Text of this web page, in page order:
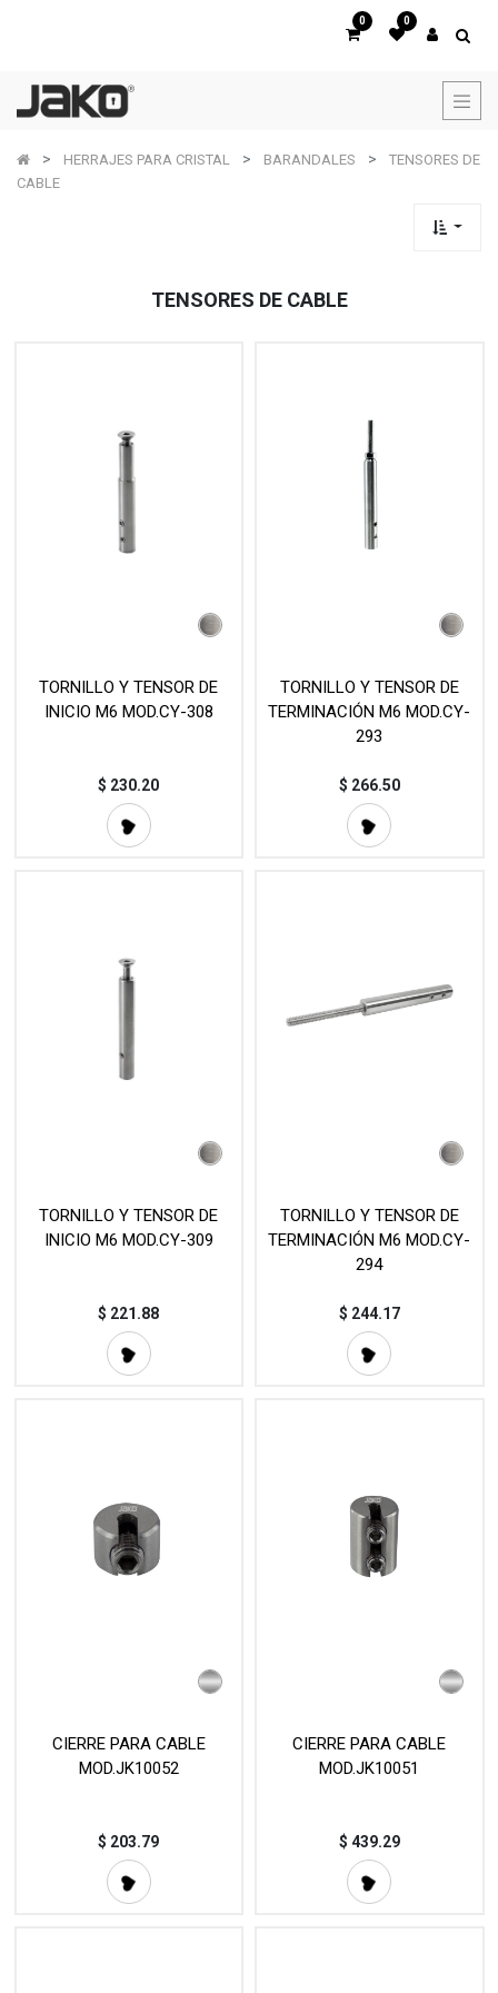
0 0
HERRAJES PARA CRISTAL BARANDALES
TENSORES DE
CABLE
TENSORES DE CABLE
TORNILLO Y TENSOR DE
INICIO M6 MOD.CY-308
$ 230.20
TORNILLO Y TENSOR DE
TERMINACIÓN M6 MOD.CY-
293
$ 266.50
TORNILLO Y TENSOR DE
INICIO M6 MOD.CY-309
$ 221.88
TORNILLO Y TENSOR DE
TERMINACIÓN M6 MOD.CY-
294
$ 244.17
CIERRE PARA CABLE
MOD.JK10052
$ 203.79
CIERRE PARA CABLE
MOD.JK10051
$ 439.29